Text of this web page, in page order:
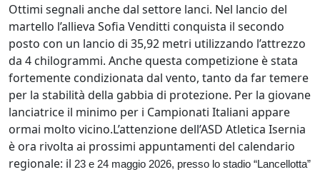
Ottimi segnali anche dal settore lanci. Nel lancio del
martello l’allieva Sofia Venditti conquista il secondo
posto con un lancio di 35,92 metri utilizzando l’attrezzo
da 4 chilogrammi. Anche questa competizione è stata
fortemente condizionata dal vento, tanto da far temere
per la stabilità della gabbia di protezione. Per la giovane
lanciatrice il minimo per i Campionati Italiani appare
ormai molto vicino.L’attenzione dell’ASD Atletica Isernia
è ora rivolta ai prossimi appuntamenti del calendario
regionale: il 23 e 24 maggio 2026, presso lo stadio “Lancellotta”